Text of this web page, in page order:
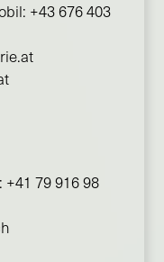
+43 676 403
+41 79 916 98